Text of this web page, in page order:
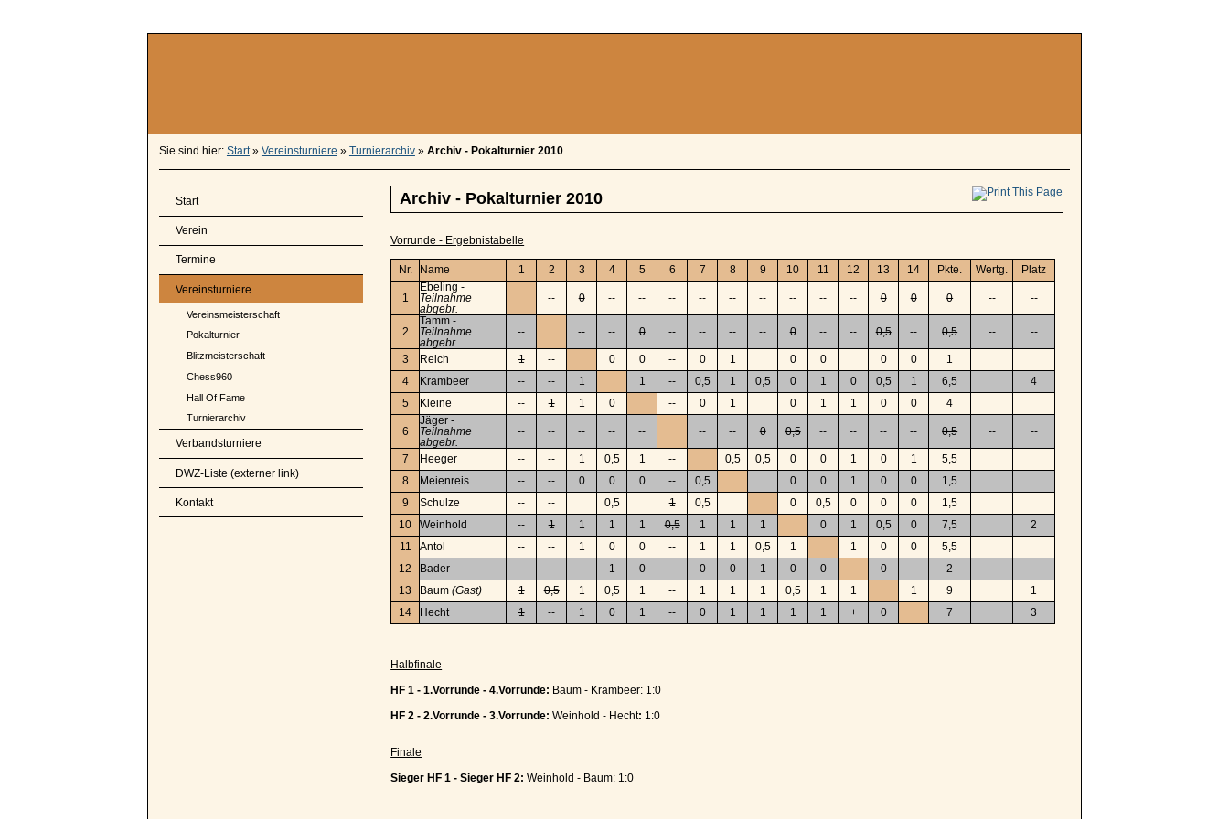
Sie sind hier: Start» Vereinsturniere » Turnierarchiv» Archiv - Pokalturnier 2010
Start
Verein
Termine
Vereinsturniere
Vereinsmeisterschaft
Pokalturnier
Blitzmeisterschaft
Chess960
Hall Of Fame
Turnierarchiv
Verbandsturniere
DWZ-Liste (externer link)
Kontakt
Archiv - Pokalturnier 2010
Vorrunde - Ergebnistabelle
Nr. Name 1 2 3 4 5 6 7 8 9 10 11 12 13 14 Pkte. Wertg. Platz
1
Ebeling -
Teilnahme
abgebr.
-- 0 -- -- -- -- -- -- -- -- -- 0 0 0 -- --
2
Tamm -
Teilnahme
abgebr.
-- -- -- 0 -- -- -- -- 0 -- -- 0,5 -- 0,5 -- --
3 Reich 1 -- 0 0 -- 0 1 0 0 0 0
1
4
Krambeer -- -- 1 1 -- 0,5 1 0,5 0 1 0 0,5 1 6,5
4
5
Kleine -- 1 1 0 -- 0 1 0 1 1 0 0 4
6
Jäger -
Teilnahme
abgebr.
-- -- -- -- -- -- -- 0 0,5 -- -- -- -- 0,5 -- --
7 Heeger -- -- 1 0,5 1 -- 0,5 0,5 0 0 1 0 1
5,5
8
Meienreis -- -- 0 0 0 -- 0,5 0 0 1 0 0
1,5
9
Schulze -- -- 0,5 1 0,5 0 0,5 0 0 0
1,5
10
Weinhold -- 1 1 1 1 0,5 1 1 1 0 1 0,5 0 7,5
2
11
Antol -- -- 1 0 0 -- 1 1 0,5 1 1 0 0
5,5
12
Bader -- -- 1 0 -- 0 0 1 0 0 0 -
2
13
Baum(Gast) 1 0,5 1 0,5 1 -- 1 1 1 0,5 1 1 1 9
1
14
Hecht 1 -- 1 0 1 -- 0 1 1 1 1 + 0 7 3
Halbfinale
HF 1 - 1.Vorrunde - 4.Vorrunde: Baum - Krambeer: 1:0
HF 2 - 2.Vorrunde - 3.Vorrunde:Weinhold - Hecht: 1:0
Finale
Sieger HF 1 - Sieger HF 2:Weinhold - Baum: 1:0